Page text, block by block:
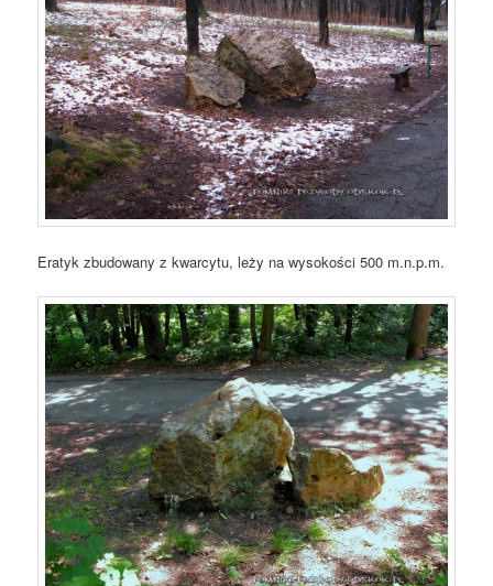
Eratyk zbudowany z kwarcytu, leży na wysokości 500 m.n.p.m.